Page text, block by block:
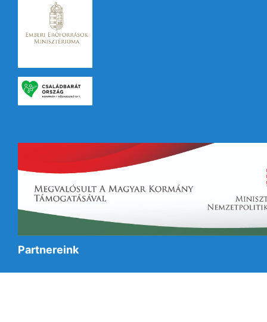
Partnereink